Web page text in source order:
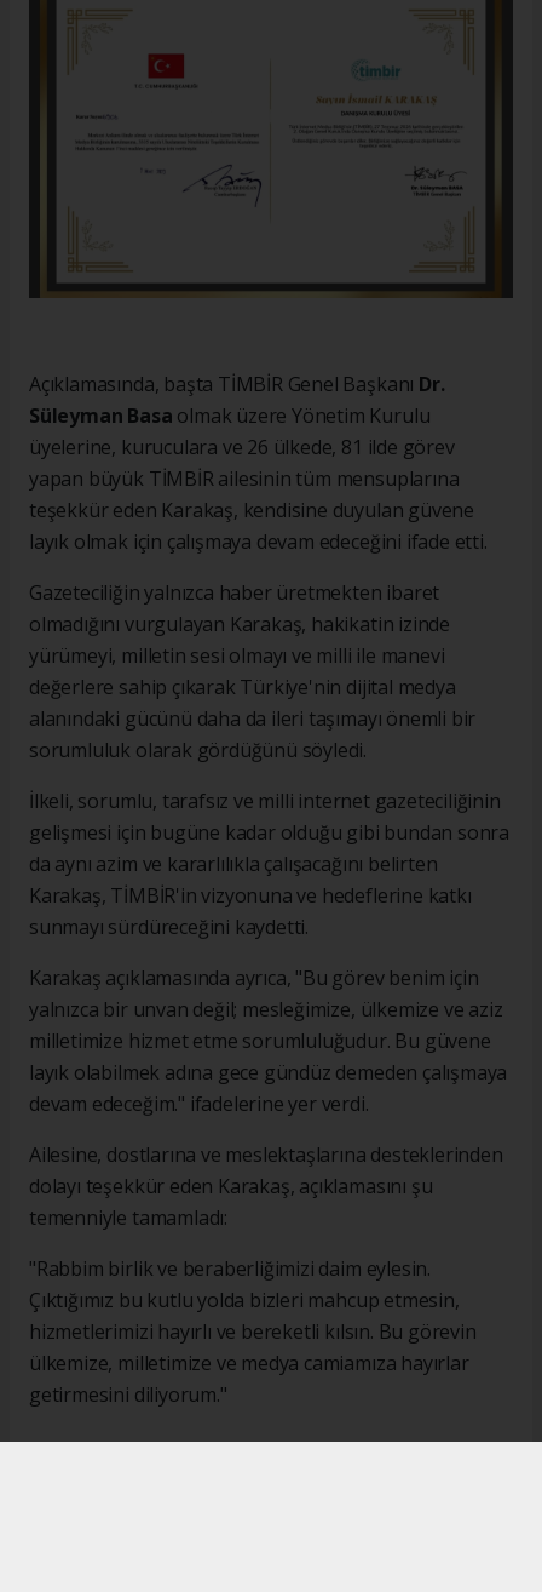
Açıklamasında, başta TİMBİR Genel Başkanı Dr.
Süleyman Basa olmak üzere Yönetim Kurulu
üyelerine, kuruculara ve 26 ülkede, 81 ilde görev
yapan büyük TİMBİR ailesinin tüm mensuplarına
teşekkür eden Karakaş, kendisine duyulan güvene
layık olmak için çalışmaya devam edeceğini ifade etti.
Gazeteciliğin yalnızca haber üretmekten ibaret
olmadığını vurgulayan Karakaş, hakikatin izinde
yürümeyi, milletin sesi olmayı ve milli ile manevi
değerlere sahip çıkarak Türkiye'nin dijital medya
alanındaki gücünü daha da ileri taşımayı önemli bir
sorumluluk olarak gördüğünü söyledi.
İlkeli, sorumlu, tarafsız ve milli internet gazeteciliğinin
gelişmesi için bugüne kadar olduğu gibi bundan sonra
da aynı azim ve kararlılıkla çalışacağını belirten
Karakaş, TİMBİR'in vizyonuna ve hedeflerine katkı
sunmayı sürdüreceğini kaydetti.
Karakaş açıklamasında ayrıca, "Bu görev benim için
yalnızca bir unvan değil; mesleğimize, ülkemize ve aziz
milletimize hizmet etme sorumluluğudur. Bu güvene
layık olabilmek adına gece gündüz demeden çalışmaya
devam edeceğim." ifadelerine yer verdi.
Ailesine, dostlarına ve meslektaşlarına desteklerinden
dolayı teşekkür eden Karakaş, açıklamasını şu
temenniyle tamamladı:
"Rabbim birlik ve beraberliğimizi daim eylesin.
Çıktığımız bu kutlu yolda bizleri mahcup etmesin,
hizmetlerimizi hayırlı ve bereketli kılsın. Bu görevin
ülkemize, milletimize ve medya camiamıza hayırlar
getirmesini diliyorum."